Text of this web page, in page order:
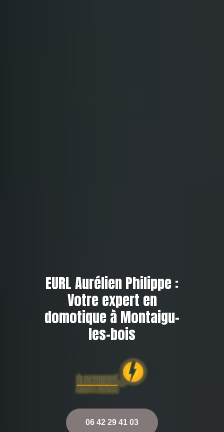
EURL Aurélien Philippe :
Votre expert en
domotique à Montaigu-
les-bois
06 42 29 41 03